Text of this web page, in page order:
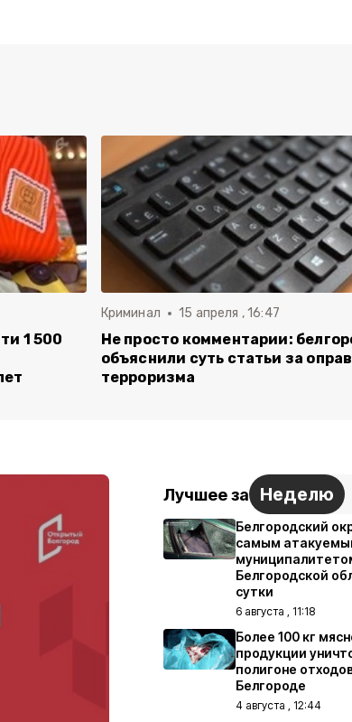
1 500
Криминал 15 апреля , 16:47
Не просто комментарии:
объяснили суть статьи за
терроризма
Лучшее за Неделю
Белгородский
самым
Белгородской
сутки
6 августа , 11:18
Более 100 кг
продукции
полигоне
Белгороде
4 августа , 12:44